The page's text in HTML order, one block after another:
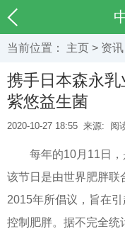
当前位置： 主页 > 资讯
携手日本森永
紫悠益生菌
2020-10-27 18:55 来源: 阅
每年的10月11日，
该节日是由世界肥胖联
2015年所倡议，旨在
控制肥胖。据不完全统